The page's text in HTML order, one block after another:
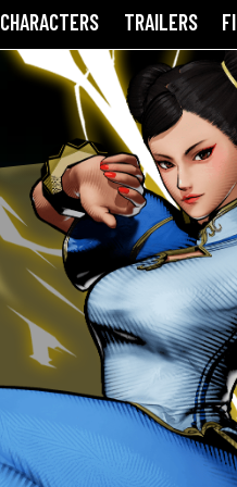
CHARACTERS TRAILERS